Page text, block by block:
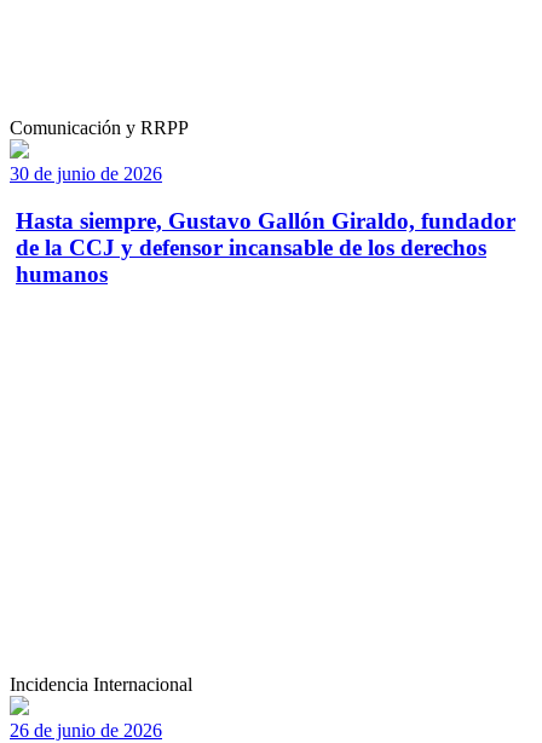
Comunicación y RRPP
30 de junio de 2026
Hasta siempre, Gustavo Gallón Giraldo, fundador
de la CCJ y defensor incansable de los derechos
humanos
Incidencia Internacional
26 de junio de 2026